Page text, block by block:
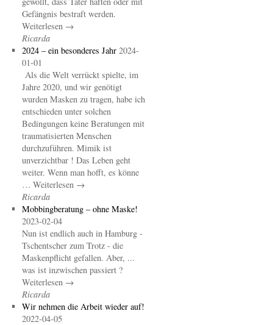
Gefängnis bestraft werden.
Weiterlesen →
Ricarda
2024 – ein besonderes Jahr 2024-
01-01
Als die Welt verrückt spielte, im
Jahre 2020, und wir genötigt
wurden Masken zu tragen, habe ich
entschieden unter solchen
Bedingungen keine Beratungen mit
traumatisierten Menschen
durchzuführen. Mimik ist
unverzichtbar ! Das Leben geht
weiter. Wenn man hofft, es könne
… Weiterlesen →
Ricarda
Mobbingberatung – ohne Maske!
2023-02-04
Nun ist endlich auch in Hamburg -
Tschentscher zum Trotz - die
Maskenpflicht gefallen. Aber, ...
was ist inzwischen passiert ?
Weiterlesen →
Ricarda
Wir nehmen die Arbeit wieder auf!
2022-04-05